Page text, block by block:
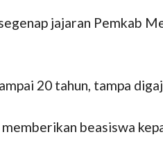
jajaran Pemkab
20 tahun, tampa
beasiswa